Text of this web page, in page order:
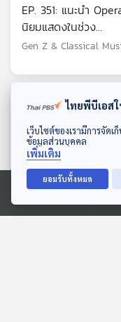
ดาวน์โหลด Thai PBS Podcast
Ⓒ 2020 องค์การกระจายเสียงและแพร่
EP. 351: แนะนำ
นิยมแสดงในช่วง
Christmas
Gen Z & Classical
ตอนที่เกี่ยวข้อง
ไทยพีบีเอส
เว็บไซต์ของเรามีการจัด
ข้อมูลส่วนบุคคล
เพิ่มเติม
ยอมรับทั้งหมด